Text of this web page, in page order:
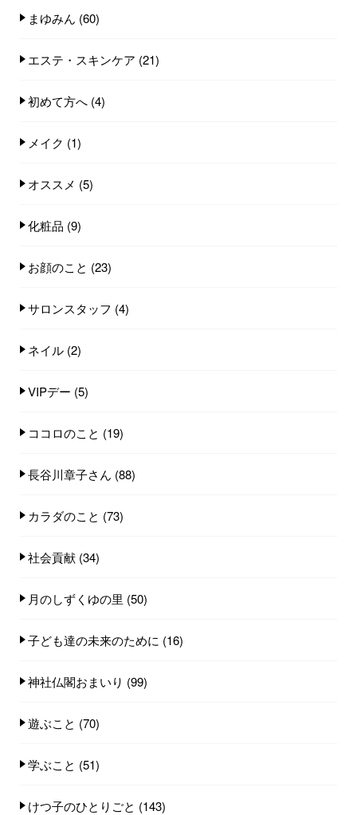
まゆみん (60)
エステ・スキンケア (21)
初めて方へ (4)
メイク (1)
オススメ (5)
化粧品 (9)
お顔のこと (23)
サロンスタッフ (4)
ネイル (2)
VIPデー (5)
ココロのこと (19)
長谷川章子さん (88)
カラダのこと (73)
社会貢献 (34)
月のしずくゆの里 (50)
子ども達の未来のために (16)
神社仏閣おまいり (99)
遊ぶこと (70)
学ぶこと (51)
けつ子のひとりごと (143)